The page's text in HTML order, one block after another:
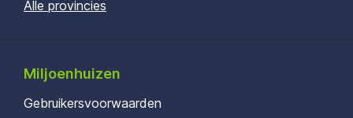
Alle provincies
Miljoenhuizen
Gebruikersvoorwaarden